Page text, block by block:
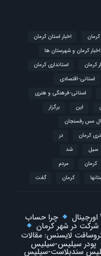
اخبار استان کرمان
اخبار کرمان و شهرستان ها
کرمان
استانداری کرمان
استانی-اقتصادی
استانی-فرهنگی و هنری
این
برگزار
مس رفسنجان
کرمان
در
سیل
شد
كرمان
مردم
کرمان گفت
چرا حساب
در شهر کرمان
لایسنس: مقالات
پودر سیلیس-سیلیس
سندبلاست-سیلیس